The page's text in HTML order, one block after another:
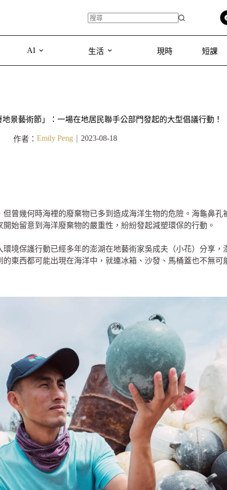
AI 生活 現時 短課
景藝術節」：一場在地居民聯手公部門發起的大型倡議行動！
作者： Emily Peng 2023-08-18
曾幾何時海裡的廢棄物已多到造成海洋生物的危險。海龜鼻孔
始留意到海洋廢棄物的嚴重性，紛紛發起減塑環保的行動。
境保護行動已經多年的澎湖在地藝術家吳成夫（小花）分享，
東西都可能出現在海洋中，就連冰箱、沙發、馬桶蓋也不無可